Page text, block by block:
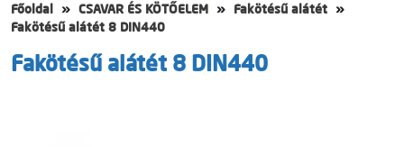
Főoldal CSAVAR ÉS KÖTŐELEM
Fakötésű alátét
Fakötésű alátét 8 DIN440
Fakötésű alátét 8 DIN440